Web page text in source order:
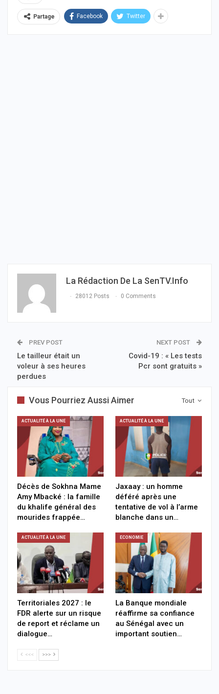
Partage Facebook Twitter
La Rédaction De La SenTV.info
28012 Posts 0 Comments
PREV POST
Le tailleur était un
voleur à ses heures
perdues
NEXT POST
Covid-19 : « Les tests
Pcr sont gratuits »
Tout
Vous Pourriez Aussi Aimer
ACTUALITÉ À LA UNE
Décès de Sokhna Mame
Amy Mbacké : la famille
du khalife général des
mourides frappée…
ACTUALITÉ À LA UNE
Jaxaay : un homme
déféré après une
tentative de vol à l’arme
blanche dans un…
ACTUALITÉ À LA UNE
Territoriales 2027 : le
FDR alerte sur un risque
de report et réclame un
dialogue…
ECONOMIE
La Banque mondiale
réaffirme sa confiance
au Sénégal avec un
important soutien…
<<< >>>